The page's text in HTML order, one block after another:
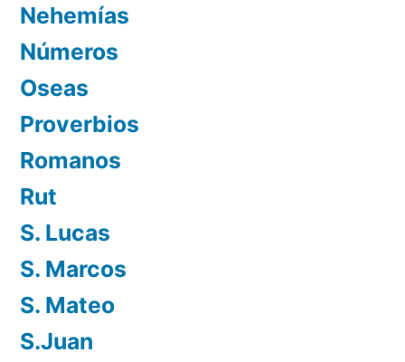
Nehemías
Números
Oseas
Proverbios
Romanos
Rut
S. Lucas
S. Marcos
S. Mateo
S.Juan